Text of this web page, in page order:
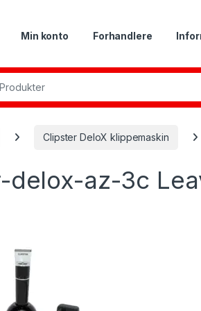
Min konto Forhandlere
Clipster DeloX klippemaskin
delox-az-3c